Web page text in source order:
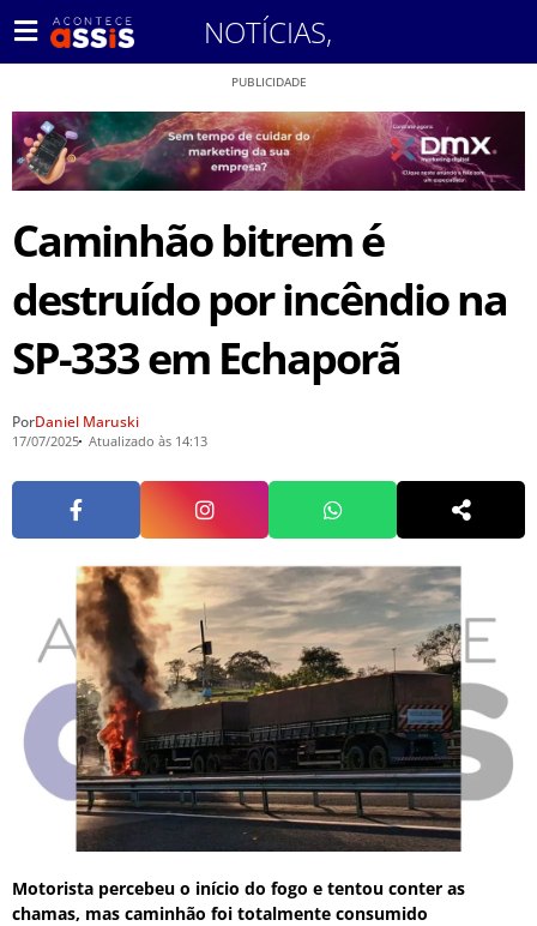
NOTÍCIAS,
PUBLICIDADE
Caminhão bitrem é
destruído por incêndio na
SP-333 em Echaporã
PorDaniel Maruski
17/07/2025 Atualizado às 14:13
Motorista percebeu o início do fogo e tentou conter as
chamas, mas caminhão foi totalmente consumido